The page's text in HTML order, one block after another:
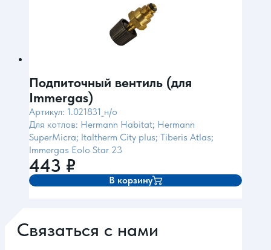
Подпиточный вентиль (для
Immergas)
Артикул: 1.021831_н/о
Для котлов: Hermann Habitat; Hermann
SuperMicra; Italtherm City plus; Tiberis Atlas;
Immergas Eolo Star 23
443 ₽
В корзину
Связаться с нами